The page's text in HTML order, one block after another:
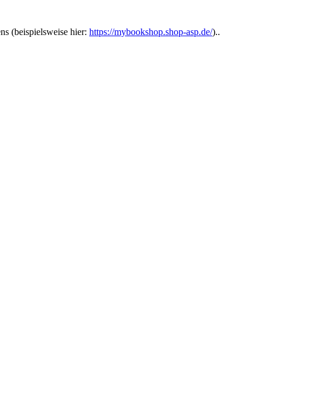
(beispielsweise hier: https://mybookshop.shop-asp.de/)..